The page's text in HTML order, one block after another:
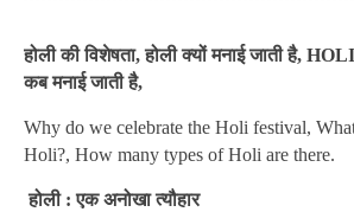
होली की विशेषता, होली क्यों मनाई जाती है,
कब मनाई जाती है,
Why do we celebrate the Holi festival,
Holi?, How many types of Holi are there.
होली : एक अनोखा त्यौहार